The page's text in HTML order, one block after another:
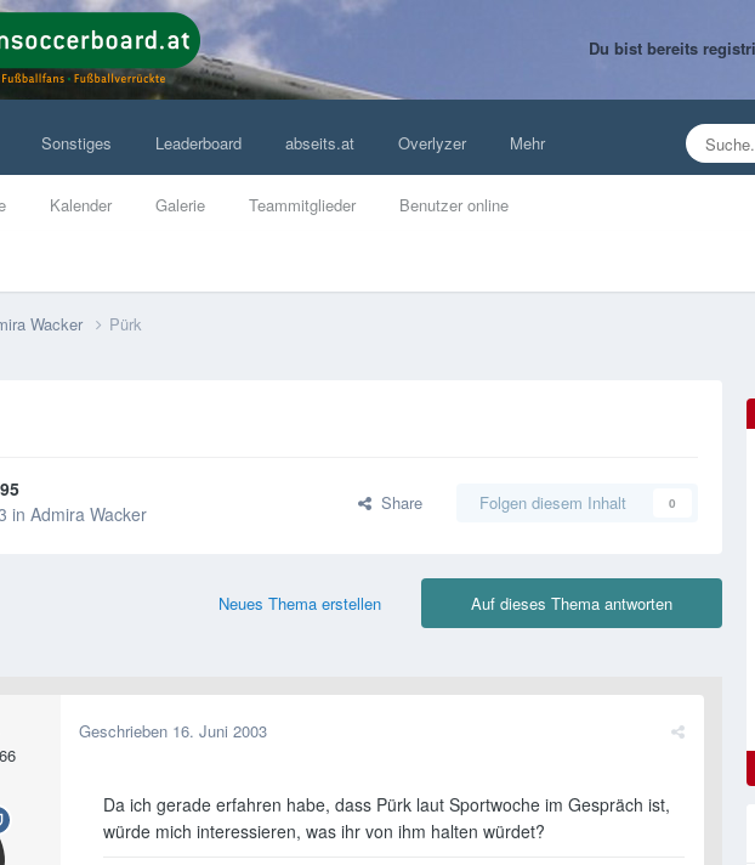
Du bist bereits
Kalender Galerie Teammitglieder Benutzer online
Sonstiges Leaderboard abseits.at Overlyzer Mehr
Wacker Pürk
in Admira Wacker Share Folgen diesem Inhalt 0
Auf dieses Thema antworten
Neues Thema erstellen
Geschrieben 16. Juni 2003
Da ich gerade erfahren habe, dass Pürk laut Sportwoche im Gespräch ist,
würde mich interessieren, was ihr von ihm halten würdet?